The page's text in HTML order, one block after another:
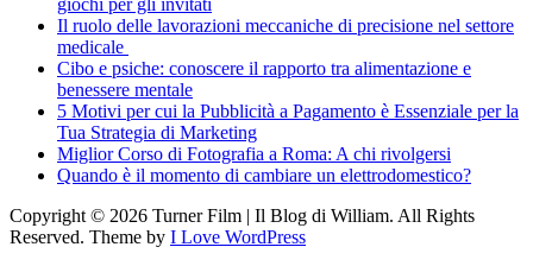
Il ruolo delle lavorazioni meccaniche di precisione nel settore
medicale
Cibo e psiche: conoscere il rapporto tra alimentazione e
benessere mentale
5 Motivi per cui la Pubblicità a Pagamento è Essenziale per la
Tua Strategia di Marketing
Miglior Corso di Fotografia a Roma: A chi rivolgersi
Quando è il momento di cambiare un elettrodomestico?
Copyright © 2026 Turner Film | Il Blog di William. All Rights
Reserved. Theme by I Love WordPress